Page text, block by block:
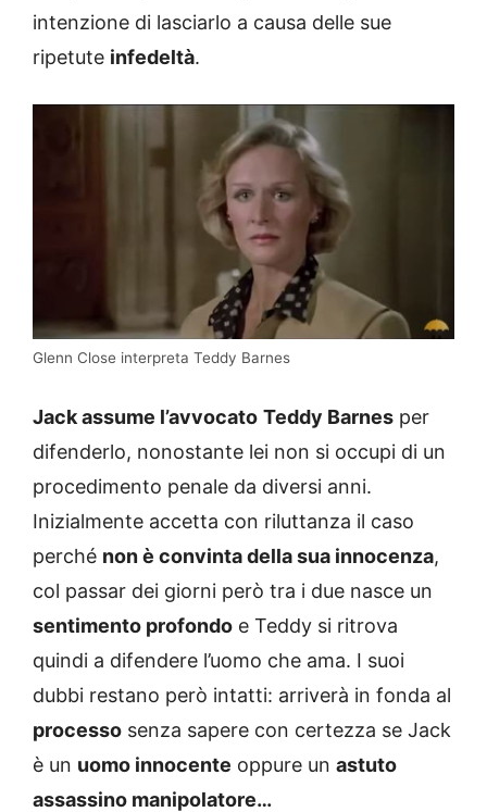
intenzione di lasciarlo a causa delle sue
ripetute infedeltà.
Glenn Close interpreta Teddy Barnes
Jack assume l’avvocato Teddy Barnes per
difenderlo, nonostante lei non si occupi di un
procedimento penale da diversi anni.
Inizialmente accetta con riluttanza il caso
perché non è convinta della sua innocenza,
col passar dei giorni però tra i due nasce un
sentimento profondo e Teddy si ritrova
quindi a difendere l’uomo che ama. I suoi
dubbi restano però intatti: arriverà in fonda al
processo senza sapere con certezza se Jack
è un uomo innocente oppure un astuto
assassino manipolatore…